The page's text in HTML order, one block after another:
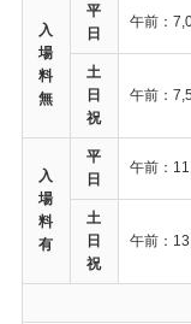
入
場
料
無
平
日
午前：
土
日
祝
午前：
入
場
料
有
平
日
午前：
土
日
祝
午前：